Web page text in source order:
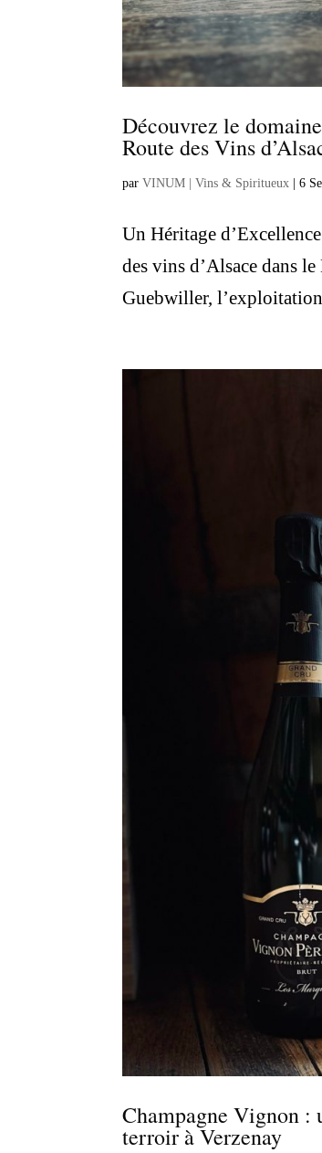
Découvrez le
Route des Vins
parVINUM | Vins & Spiritueux |6
Un Héritage
des vins d’Alsace dans
Guebwiller,
Champagne Vignon :
terroir à Verzenay